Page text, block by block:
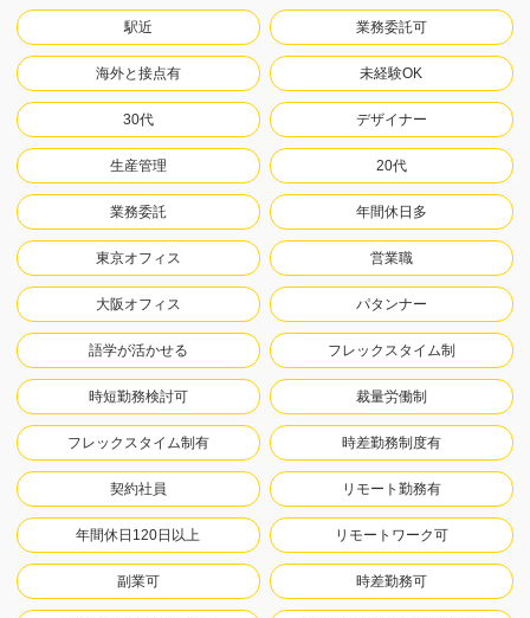
駅近 業務委託可
海外と接点有 未経験OK
30代 デザイナー
生産管理 20代
業務委託 年間休日多
東京オフィス 営業職
大阪オフィス パタンナー
語学が活かせる フレックスタイム制
時短勤務検討可 裁量労働制
フレックスタイム制有 時差勤務制度有
契約社員 リモート勤務有
年間休日120日以上 リモートワーク可
副業可 時差勤務可